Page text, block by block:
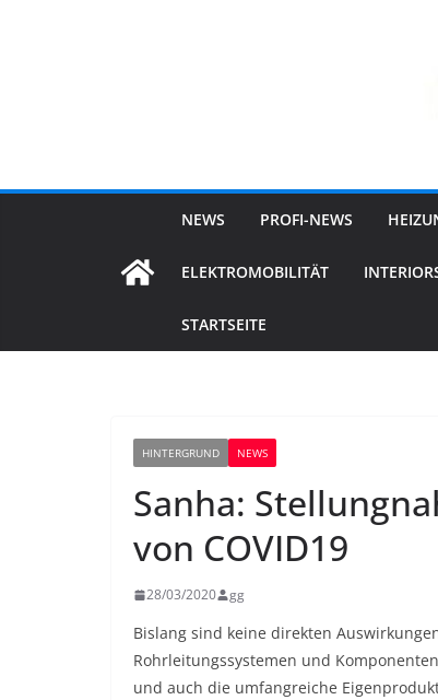
NEWS PROFI-NEWS
ELEKTROMOBILITÄT
STARTSEITE
HINTERGRUND NEWS
Sanha:
von COVID19
28/03/2020 gg
Bislang sind keine direkten
Rohrleitungssystemen und
und auch die umfangreiche